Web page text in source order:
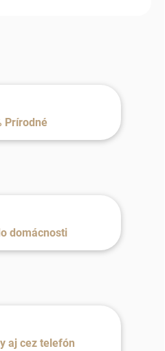
Prírodné
domácnosti
aj cez telefón